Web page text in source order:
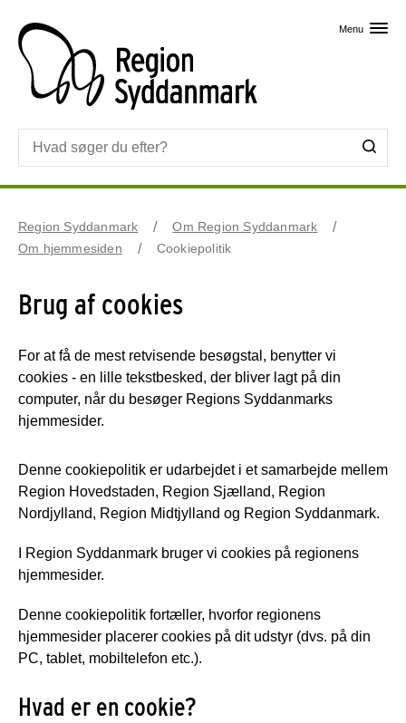
Menu
Region Syddanmark
Om Region Syddanmark
Om hjemmesiden
Cookiepolitik
Brug af cookies
For at få de mest retvisende besøgstal, benytter vi
cookies - en lille tekstbesked, der bliver lagt på din
computer, når du besøger Regions Syddanmarks
hjemmesider.
Denne cookiepolitik er udarbejdet i et samarbejde mellem
Region Hovedstaden, Region Sjælland, Region
Nordjylland, Region Midtjylland og Region Syddanmark.
I Region Syddanmark bruger vi cookies på regionens
hjemmesider.
Denne cookiepolitik fortæller, hvorfor regionens
hjemmesider placerer cookies på dit udstyr (dvs. på din
PC, tablet, mobiltelefon etc.).
Hvad er en cookie?